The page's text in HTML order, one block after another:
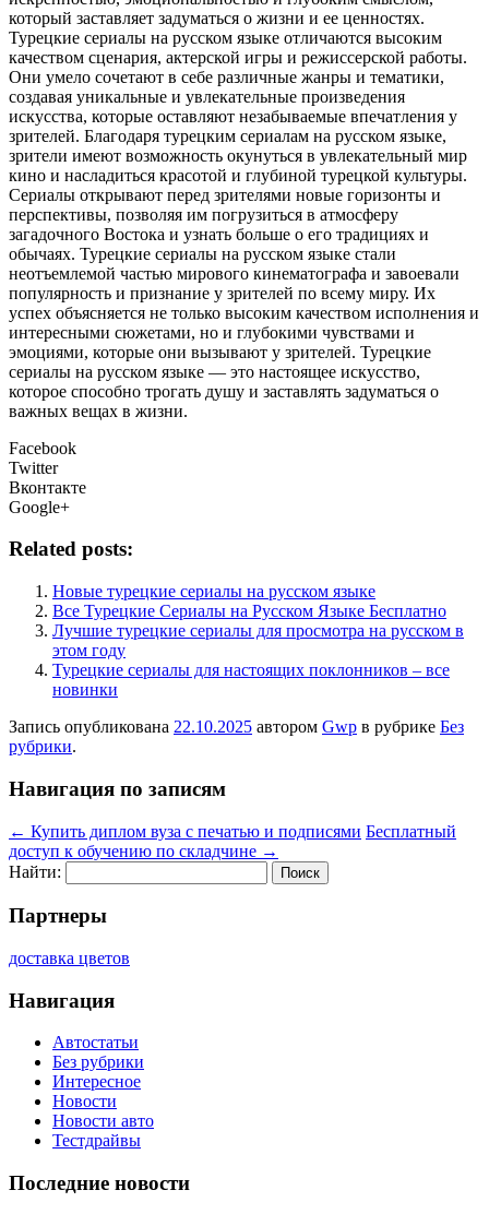
который заставляет задуматься о жизни и ее ценностях.
Турецкие сериалы на русском языке отличаются высоким
качеством сценария, актерской игры и режиссерской работы.
Они умело сочетают в себе различные жанры и тематики,
создавая уникальные и увлекательные произведения
искусства, которые оставляют незабываемые впечатления у
зрителей. Благодаря турецким сериалам на русском языке,
зрители имеют возможность окунуться в увлекательный мир
кино и насладиться красотой и глубиной турецкой культуры.
Сериалы открывают перед зрителями новые горизонты и
перспективы, позволяя им погрузиться в атмосферу
загадочного Востока и узнать больше о его традициях и
обычаях. Турецкие сериалы на русском языке стали
неотъемлемой частью мирового кинематографа и завоевали
популярность и признание у зрителей по всему миру. Их
успех объясняется не только высоким качеством исполнения и
интересными сюжетами, но и глубокими чувствами и
эмоциями, которые они вызывают у зрителей. Турецкие
сериалы на русском языке — это настоящее искусство,
которое способно трогать душу и заставлять задуматься о
важных вещах в жизни.
Facebook
Twitter
Вконтакте
Google+
Related posts:
Новые турецкие сериалы на русском языке
Все Турецкие Сериалы на Русском Языке Бесплатно
Лучшие турецкие сериалы для просмотра на русском в
этом году
Турецкие сериалы для настоящих поклонников – все
новинки
Запись опубликована 22.10.2025 автором Gwp в рубрике Без
рубрики.
Навигация по записям
← Купить диплом вуза с печатью и подписями Бесплатный
доступ к обучению по складчине →
Найти:
Партнеры
доставка цветов
Навигация
Автостатьи
Без рубрики
Интересное
Новости
Новости авто
Тестдрайвы
Последние новости